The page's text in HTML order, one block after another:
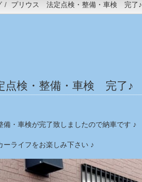
プリウス 法定点検・整備・車検 完了♪
検・整備・車検 完了♪
備・車検が完了致しましたので納車です ♪
ーライフをお楽しみ下さい ♪